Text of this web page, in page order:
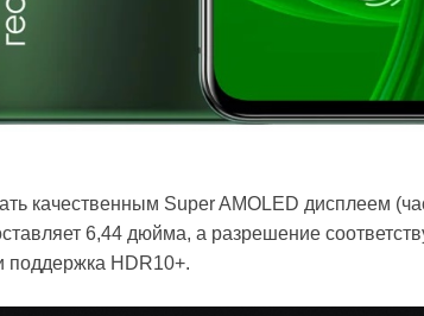
качественным Super AMOLED дисплеем
6,44 дюйма, а разрешение
поддержка HDR10+.